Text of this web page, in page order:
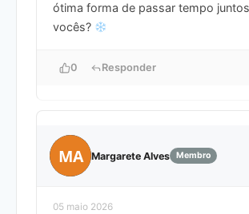
ótima forma de passar tempo
vocês?
0 Responder
MA Margarete Alves Membro
05 maio 2026